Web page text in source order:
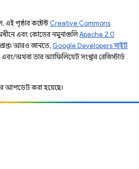
পৃষ্ঠার কন্টেন্ট Creative Commons
এবং কোডের নমুনাগুলিApache 2.0
আরও জানতে, Google Developers সাইট
অথবা তার অ্যাফিলিয়েট সংস্থার রেজিস্টার্ড
আপডেট করা হয়েছে।